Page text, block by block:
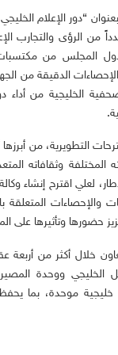
“دور الإعلام
من الرؤى والتجارب
لدول المجلس من
الدقيقة من
الخليجية من أداء
التطويرية، من
المختلفة وثقافاته
لعلي اقترح إنشاء
والإحصاءات
حضورها وتأثيرها على
خلال أكثر من أربعة
الخليجي ووحدة
خليجية موحدة، بما